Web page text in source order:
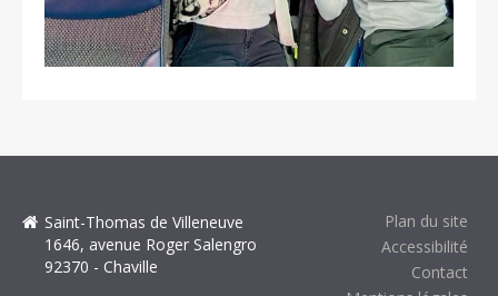
Plan du site
Accessibilité
Contact
Saint-Thomas de Villeneuve
1646, avenue Roger Salengro
92370 - Chaville